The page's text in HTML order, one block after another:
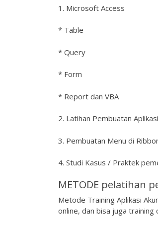
1. Microsoft Access
* Table
* Query
* Form
* Report dan VBA
2. Latihan Pembuatan
3. Pembuatan Menu di
4. Studi Kasus / Praktek
METODE pelatihan
Metode Training Aplikasi
online, dan bisa juga